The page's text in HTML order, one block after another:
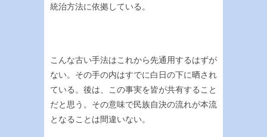
統治方法に依拠している。
こんな古い手法はこれから先通用するはずが
ない。その手の内はすでに白日の下に晒され
ている。後は、この事実を皆が共有すること
だと思う。その意味で民族自決の流れが本流
となることは間違いない。